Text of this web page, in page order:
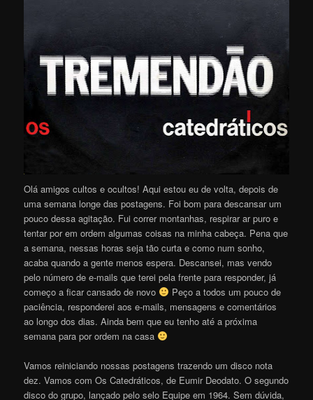
Olá amigos cultos e ocultos! Aqui estou eu de volta, depois de
uma semana longe das postagens. Foi bom para descansar um
pouco dessa agitação. Fui correr montanhas, respirar ar puro e
tentar por em ordem algumas coisas na minha cabeça. Pena que
a semana, nessas horas seja tão curta e como num sonho,
acaba quando a gente menos espera. Descansei, mas vendo
pelo número de e-mails que terei pela frente para responder, já
começo a ficar cansado de novo
Peço a todos um pouco de
paciência, responderei aos e-mails, mensagens e comentários
ao longo dos dias. Ainda bem que eu tenho até a próxima
semana para por ordem na casa
Vamos reiniciando nossas postagens trazendo um disco nota
dez. Vamos com Os Catedráticos, de Eumir Deodato. O segundo
disco do grupo, lançado pelo selo Equipe em 1964. Sem dúvida,